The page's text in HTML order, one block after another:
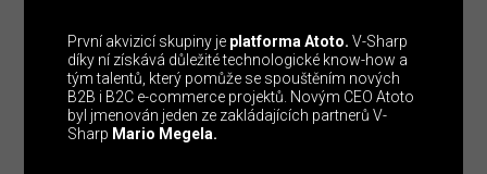
První akvizicí skupiny je platforma Atoto. V-Sharp
díky ní získává důležité technologické know-how a
tým talentů, který pomůže se spouštěním nových
B2B i B2C e-commerce projektů. Novým CEO Atoto
byl jmenován jeden ze zakládajících partnerů V-
Sharp Mario Megela.